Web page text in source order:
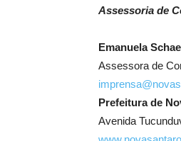
Assessoria de
Emanuela
Assessora de
Prefeitura de
Avenida